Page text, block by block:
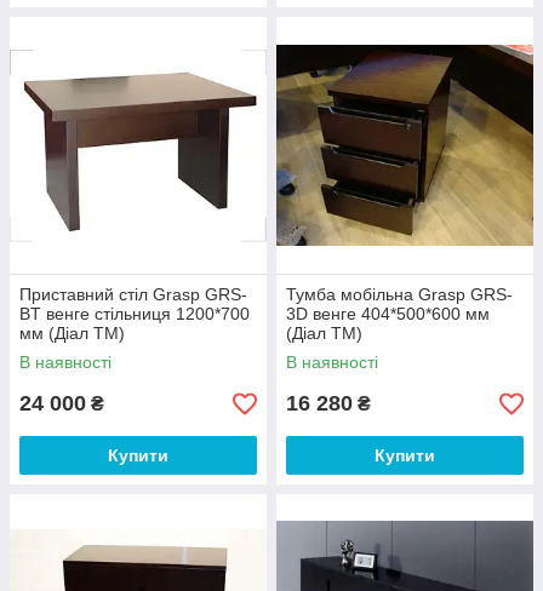
Приставний стіл Grasp GRS-
BT венге стільниця 1200*700
мм (Діал ТМ)
В наявності
24 000 ₴
Купити
Тумба мобільна Grasp GRS-
3D венге 404*500*600 мм
(Діал ТМ)
В наявності
16 280 ₴
Купити